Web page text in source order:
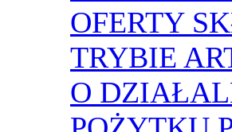
OFERTY
TRYBIE
O